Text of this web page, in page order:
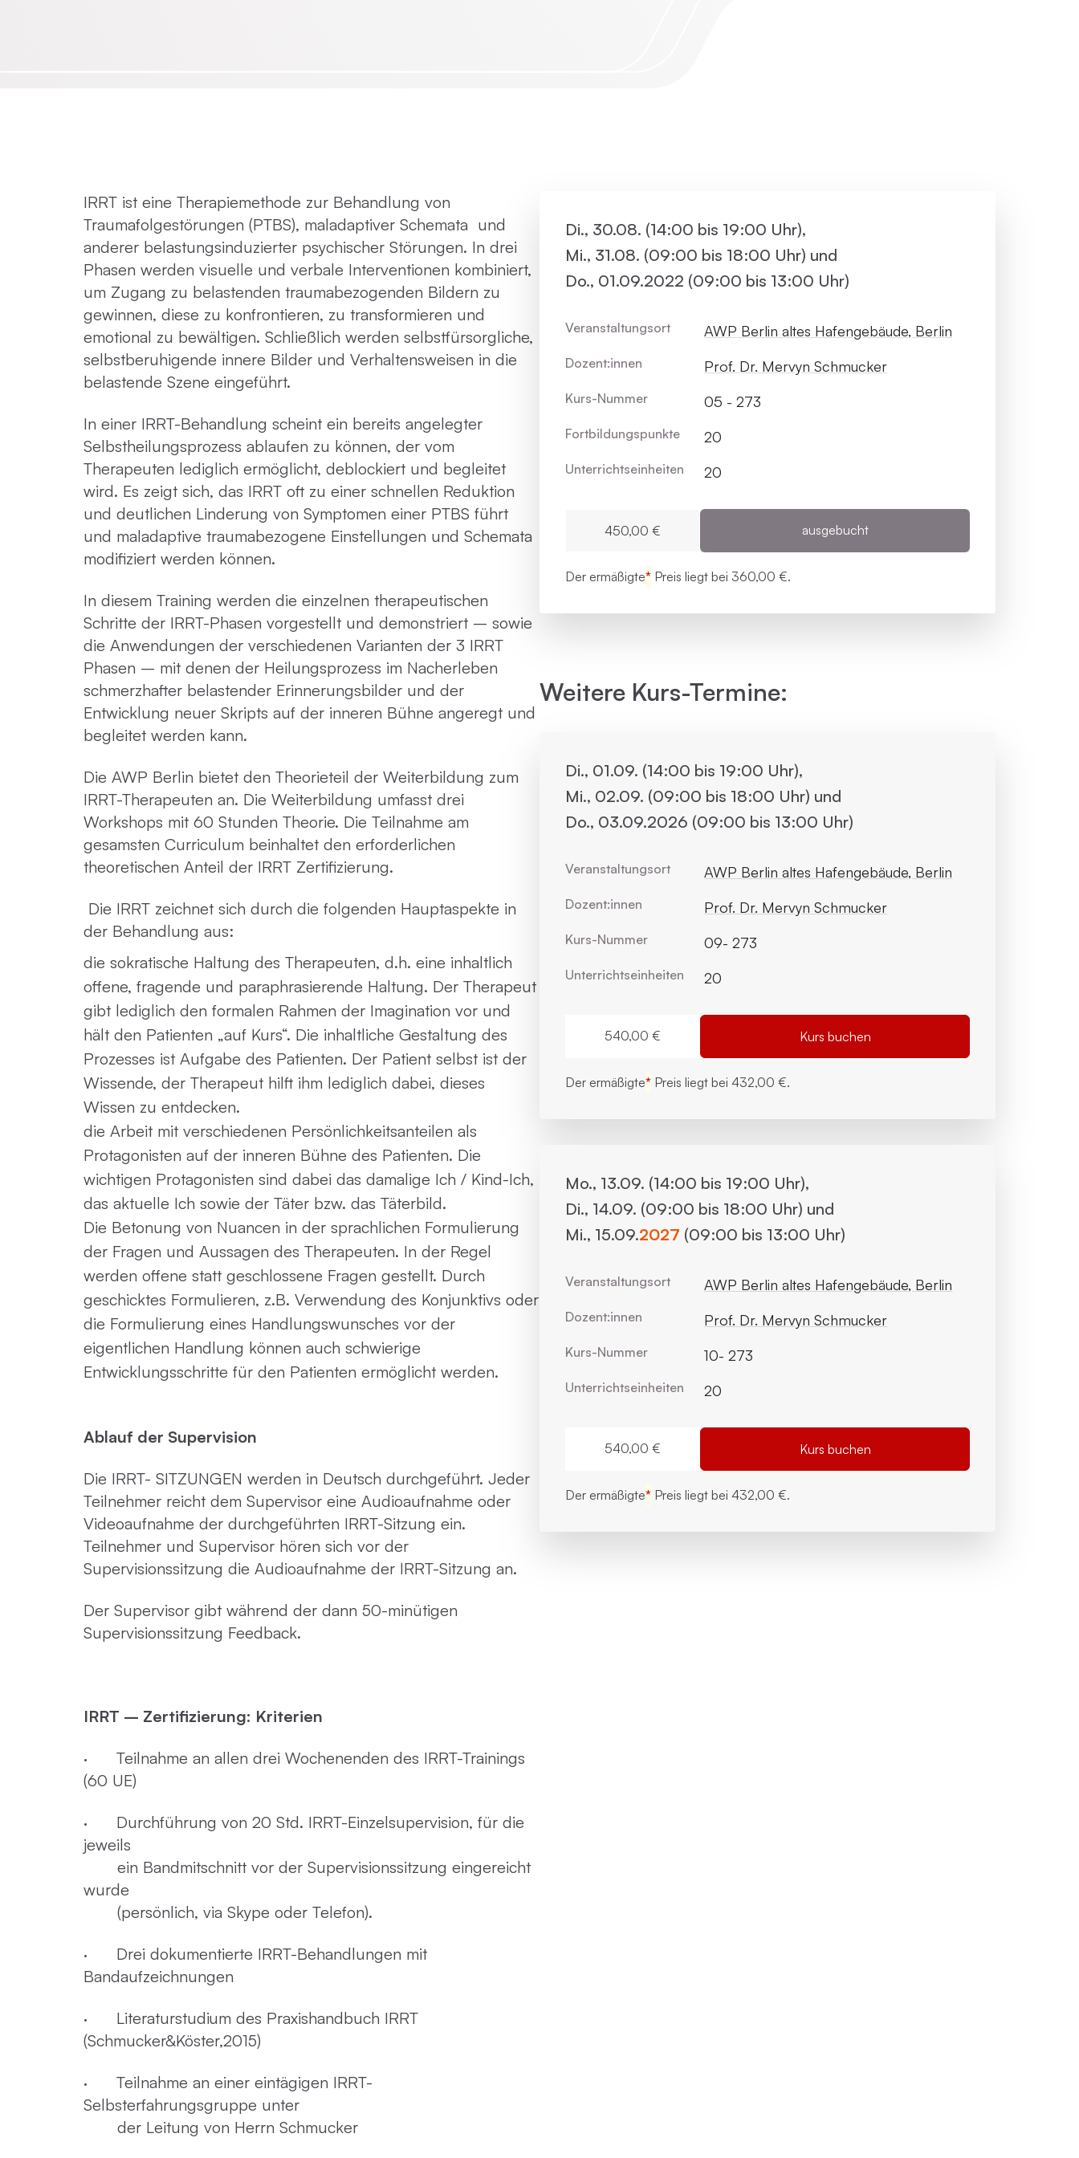
IRRT ist eine Therapie­methode zur Behandlung von
Traumafolgestörungen (PTBS), maladaptiver Schemata und
anderer belastungsinduzierter psychischer Störungen. In drei
Phasen werden visuelle und verbale Interventionen kombiniert,
um Zugang zu belastenden traumabezogenden Bildern zu
gewinnen, diese zu konfrontieren, zu transformieren und
emotional zu bewältigen. Schließlich werden selbstfürsorgliche,
selbstberuhigende innere Bilder und Verhaltensweisen in die
belastende Szene eingeführt.
In einer IRRT-Behandlung scheint ein bereits angelegter
Selbstheilungsprozess ablaufen zu können, der vom
Therapeuten lediglich ermöglicht, deblockiert und begleitet
wird. Es zeigt sich, das IRRT oft zu einer schnellen Reduktion
und deutlichen Linderung von Symptomen einer PTBS führt
und maladaptive traumabezogene Einstellungen und Schemata
modifiziert werden können.
In diesem Training werden die einzelnen therapeutischen
Schritte der IRRT-Phasen vorgestellt und demonstriert – sowie
die Anwendungen der verschiedenen Varianten der 3 IRRT
Phasen – mit denen der Heilungsprozess im Nacherleben
schmerzhafter belastender Erinnerungsbilder und der
Entwicklung neuer Skripts auf der inneren Bühne angeregt und
begleitet werden kann.
Die AWP Berlin bietet den Theorieteil der Weiterbildung zum
IRRT-Therapeuten an. Die Weiterbildung umfasst drei
Workshops mit 60 Stunden Theorie. Die Teilnahme am
gesamsten Curriculum beinhaltet den erforderlichen
theoretischen Anteil der IRRT Zertifizierung.
Die IRRT zeichnet sich durch die folgenden Hauptaspekte in
der Behand­lung aus:
die sokratische Haltung des Therapeuten, d.h. eine inhaltlich
offene, fragende und paraphrasierende Haltung. Der Therapeut
gibt lediglich den formalen Rahmen der Imagination vor und
hält den Patienten „auf Kurs“. Die inhaltliche Gestaltung des
Prozesses ist Aufgabe des Patienten. Der Patient selbst ist der
Wissende, der Therapeut hilft ihm lediglich dabei, dieses
Wissen zu entdecken.
die Arbeit mit verschiedenen Persönlichkeitsanteilen als
Protagonisten auf der inneren Bühne des Patienten. Die
wichtigen Protagonisten sind dabei das damalige Ich / Kind-Ich,
das aktuelle Ich sowie der Täter bzw. das Täterbild.
Die Betonung von Nuancen in der sprachlichen Formulierung
der Fragen und Aussagen des Therapeuten. In der Regel
werden offene statt geschlossene Fragen gestellt. Durch
geschicktes Formulieren, z.B. Verwendung des Konjunktivs oder
die Formulierung eines Handlungswunsches vor der
eigentlichen Handlung können auch schwierige
Entwicklungsschritte für den Patienten ermöglicht werden.
Ablauf der Supervision
Die IRRT- SITZUNGEN werden in Deutsch durchgeführt. Jeder
Teilnehmer reicht dem Supervisor eine Audioaufnahme oder
Videoaufnahme der durchgeführten IRRT-Sitzung ein.
Teilnehmer und Supervisor hören sich vor der
Supervisionssitzung die Audioaufnahme der IRRT-Sitzung an.
Der Supervisor gibt während der dann 50-minütigen
Supervisionssitzung Feedback.
IRRT – Zertifizierung: Kriterien
· Teilnahme an allen drei Wochenenden des IRRT-Trainings
(60 UE)
· Durchführung von 20 Std. IRRT-Einzelsupervision, für die
jeweils
ein Bandmitschnitt vor der Supervisionssitzung eingereicht
wurde
(persönlich, via Skype oder Telefon).
· Drei dokumentierte IRRT-Behandlungen mit
Bandaufzeichnungen
· Literaturstudium des Praxishandbuch IRRT
(Schmucker&Köster,2015)
· Teilnahme an einer eintägigen IRRT-
Selbsterfahrungsgruppe unter
der Leitung von Herrn Schmucker
Di., 30.08. (14:00 bis 19:00 Uhr),
Mi., 31.08. (09:00 bis 18:00 Uhr) und
Do., 01.09.2022 (09:00 bis 13:00 Uhr)
Veranstaltungsort AWP Berlin altes Hafengebäude, Berlin
Dozent:innen Prof. Dr. Mervyn Schmucker
Kurs-Nummer 05 - 273
Fortbildungs­punkte 20
Unterrichts­einheiten 20
450,00 € ausgebucht
Der ermäßigte* Preis liegt bei 360,00 €.
Weitere Kurs-Termine:
Di., 01.09. (14:00 bis 19:00 Uhr),
Mi., 02.09. (09:00 bis 18:00 Uhr) und
Do., 03.09.2026 (09:00 bis 13:00 Uhr)
Veranstaltungsort AWP Berlin altes Hafengebäude, Berlin
Dozent:innen Prof. Dr. Mervyn Schmucker
Kurs-Nummer 09- 273
Unterrichts­einheiten 20
540,00 € Kurs buchen
Der ermäßigte* Preis liegt bei 432,00 €.
Mo., 13.09. (14:00 bis 19:00 Uhr),
Di., 14.09. (09:00 bis 18:00 Uhr) und
Mi., 15.09.2027 (09:00 bis 13:00 Uhr)
Veranstaltungsort AWP Berlin altes Hafengebäude, Berlin
Dozent:innen Prof. Dr. Mervyn Schmucker
Kurs-Nummer 10- 273
Unterrichts­einheiten 20
540,00 € Kurs buchen
Der ermäßigte* Preis liegt bei 432,00 €.